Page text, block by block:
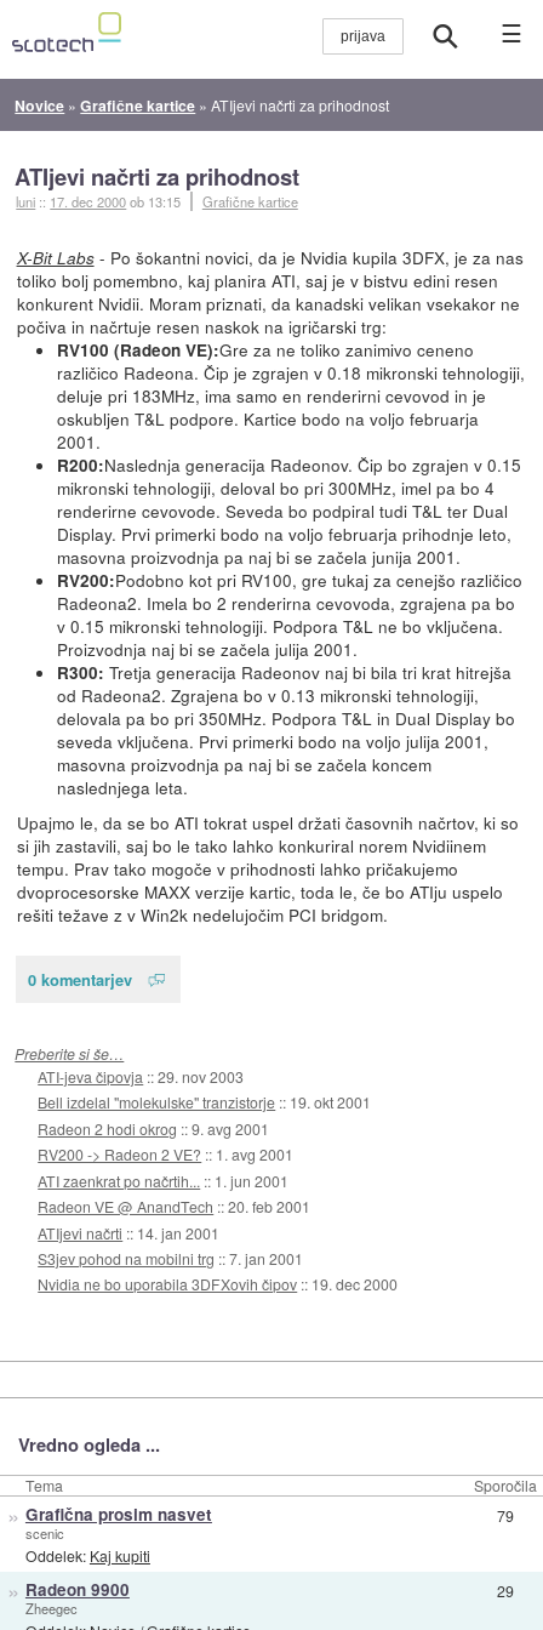
☰
Novice »Grafične kartice »ATIjevi načrti za prihodnost
ATIjevi načrti za prihodnost
luni :: 17. dec 2000ob 13:15 Grafične kartice
X-Bit Labs- Po šokantni novici, da je Nvidia kupila 3DFX, je za nas
toliko bolj pomembno, kaj planira ATI, saj je v bistvu edini resen
konkurent Nvidii. Moram priznati, da kanadski velikan vsekakor ne
počiva in načrtuje resen naskok na igričarski trg:
RV100 (Radeon VE):Gre za ne toliko zanimivo ceneno
različico Radeona. Čip je zgrajen v 0.18 mikronski tehnologiji,
deluje pri 183MHz, ima samo en renderirni cevovod in je
oskubljen T&L podpore. Kartice bodo na voljo februarja
2001.
R200:Naslednja generacija Radeonov. Čip bo zgrajen v 0.15
mikronski tehnologiji, deloval bo pri 300MHz, imel pa bo 4
renderirne cevovode. Seveda bo podpiral tudi T&L ter Dual
Display. Prvi primerki bodo na voljo februarja prihodnje leto,
masovna proizvodnja pa naj bi se začela junija 2001.
RV200:Podobno kot pri RV100, gre tukaj za cenejšo različico
Radeona2. Imela bo 2 renderirna cevovoda, zgrajena pa bo
v 0.15 mikronski tehnologiji. Podpora T&L ne bo vključena.
Proizvodnja naj bi se začela julija 2001.
R300: Tretja generacija Radeonov naj bi bila tri krat hitrejša
od Radeona2. Zgrajena bo v 0.13 mikronski tehnologiji,
delovala pa bo pri 350MHz. Podpora T&L in Dual Display bo
seveda vključena. Prvi primerki bodo na voljo julija 2001,
masovna proizvodnja pa naj bi se začela koncem
naslednjega leta.
Upajmo le, da se bo ATI tokrat uspel držati časovnih načrtov, ki so
si jih zastavili, saj bo le tako lahko konkuriral norem Nvidiinem
tempu. Prav tako mogoče v prihodnosti lahko pričakujemo
dvoprocesorske MAXX verzije kartic, toda le, če bo ATIju uspelo
rešiti težave z v Win2k nedelujočim PCI bridgom.
0 komentarjev
Preberite si še…
ATI-jeva čipovja ::29. nov 2003
Bell izdelal "molekulske" tranzistorje :: 19. okt 2001
Radeon 2 hodi okrog ::9. avg 2001
RV200 -> Radeon 2 VE? :: 1. avg 2001
ATI zaenkrat po načrtih... :: 1. jun 2001
Radeon VE @ AnandTech ::20. feb 2001
ATIjevi načrti :: 14. jan 2001
S3jev pohod na mobilni trg ::7. jan 2001
Nvidia ne bo uporabila 3DFXovih čipov :: 19. dec 2000
Vredno ogleda ...
Tema Sporočila
» Grafična prosim nasvet
scenic
Oddelek: Kaj kupiti
79
» Radeon 9900
Zheegec
29